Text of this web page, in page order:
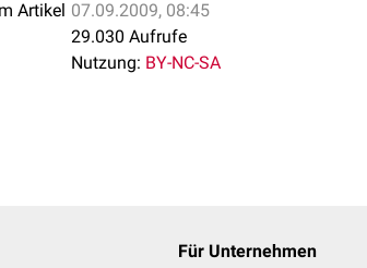
Artikel 07.09.2009, 08:45
29.030 Aufrufe
Nutzung: BY-NC-SA
Für Unternehmen